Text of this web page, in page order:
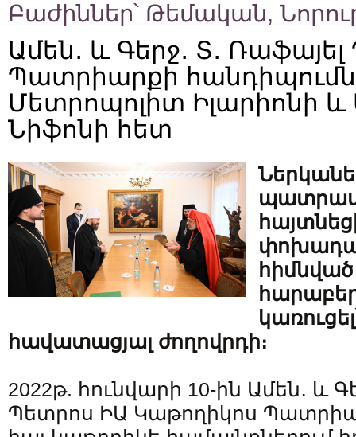
Բաժիններ՝ Թեմական,
Ամեն․ և Գերջ․ Տ․
Պատրիարքի
Մետրոպոլիտ Իլարիոնի
Նիֆոնի հետ
հիմնված
հավատացյալ ժողովրդի։
2022թ. հունվարի 10-ին Ամեն․ և
Պետրոս ԻԱ Կաթողիկոս